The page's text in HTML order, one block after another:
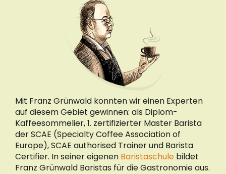
Mit Franz Grünwald konnten wir einen Experten
auf diesem Gebiet gewinnen: als Diplom-
Kaffeesommelier, 1. zertifizierter Master Barista
der SCAE (Specialty Coffee Association of
Europe), SCAE authorised Trainer und Barista
Certifier. In seiner eigenen Baristaschule bildet
Franz Grünwald Baristas für die Gastronomie aus.